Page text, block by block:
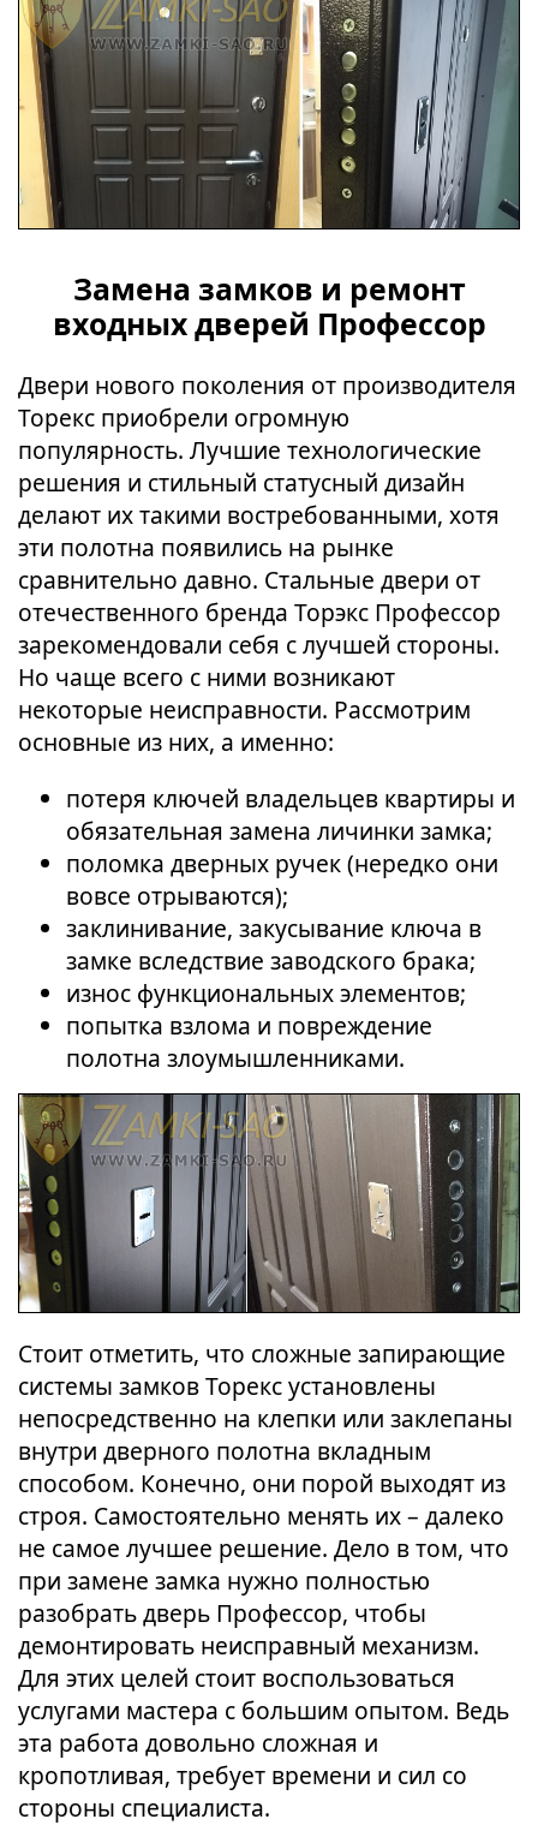
Замена замков и ремонт
входных дверей Профессор
Двери нового поколения от производителя
Торекс приобрели огромную
популярность. Лучшие технологические
решения и стильный статусный дизайн
делают их такими востребованными, хотя
эти полотна появились на рынке
сравнительно давно. Стальные двери от
отечественного бренда Торэкс Профессор
зарекомендовали себя с лучшей стороны.
Но чаще всего с ними возникают
некоторые неисправности. Рассмотрим
основные из них, а именно:
потеря ключей владельцев квартиры и
обязательная замена личинки замка;
поломка дверных ручек (нередко они
вовсе отрываются);
заклинивание, закусывание ключа в
замке вследствие заводского брака;
износ функциональных элементов;
попытка взлома и повреждение
полотна злоумышленниками.
Стоит отметить, что сложные запирающие
системы замков Торекс установлены
непосредственно на клепки или заклепаны
внутри дверного полотна вкладным
способом. Конечно, они порой выходят из
строя. Самостоятельно менять их – далеко
не самое лучшее решение. Дело в том, что
при замене замка нужно полностью
разобрать дверь Профессор, чтобы
демонтировать неисправный механизм.
Для этих целей стоит воспользоваться
услугами мастера с большим опытом. Ведь
эта работа довольно сложная и
кропотливая, требует времени и сил со
стороны специалиста.